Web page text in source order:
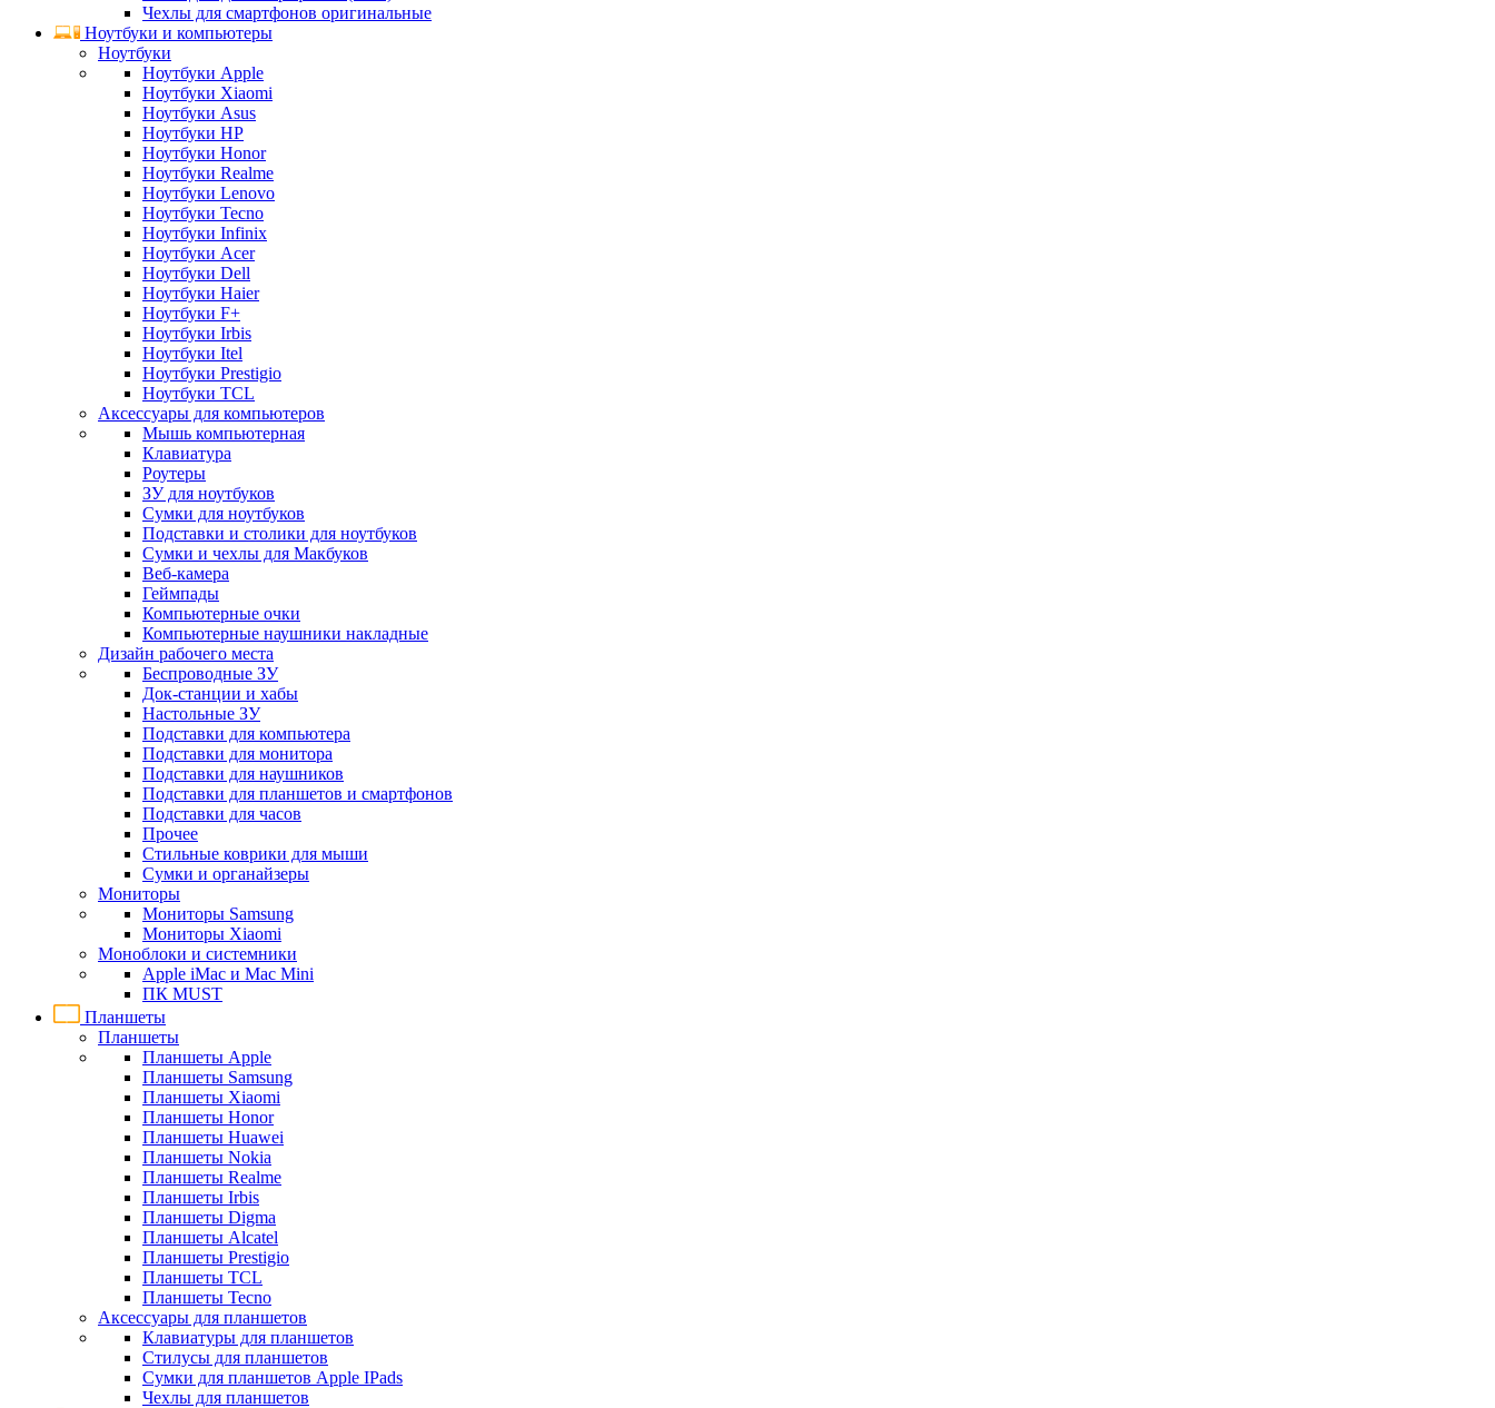
Чехлы для смартфонов оригинальные
Ноутбуки и компьютеры
Ноутбуки
Ноутбуки Apple
Ноутбуки Xiaomi
Ноутбуки Asus
Ноутбуки HP
Ноутбуки Honor
Ноутбуки Realme
Ноутбуки Lenovo
Ноутбуки Tecno
Ноутбуки Infinix
Ноутбуки Acer
Ноутбуки Dell
Ноутбуки Haier
Ноутбуки F+
Ноутбуки Irbis
Ноутбуки Itel
Ноутбуки Prestigio
Ноутбуки TCL
Аксессуары для компьютеров
Мышь компьютерная
Клавиатура
Роутеры
ЗУ для ноутбуков
Сумки для ноутбуков
Подставки и столики для ноутбуков
Сумки и чехлы для Макбуков
Веб-камера
Геймпады
Компьютерные очки
Компьютерные наушники накладные
Дизайн рабочего места
Беспроводные ЗУ
Док-станции и хабы
Настольные ЗУ
Подставки для компьютера
Подставки для монитора
Подставки для наушников
Подставки для планшетов и смартфонов
Подставки для часов
Прочее
Стильные коврики для мыши
Сумки и органайзеры
Мониторы
Мониторы Samsung
Мониторы Xiaomi
Моноблоки и системники
Apple iMac и Mac Mini
ПК MUST
Планшеты
Планшеты
Планшеты Apple
Планшеты Samsung
Планшеты Xiaomi
Планшеты Honor
Планшеты Huawei
Планшеты Nokia
Планшеты Realme
Планшеты Irbis
Планшеты Digma
Планшеты Alcatel
Планшеты Prestigio
Планшеты TCL
Планшеты Tecno
Аксессуары для планшетов
Клавиатуры для планшетов
Стилусы для планшетов
Сумки для планшетов Apple IPads
Чехлы для планшетов